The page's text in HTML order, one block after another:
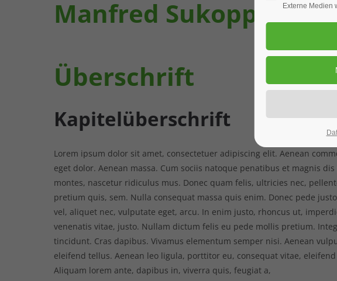
Manfred Sukopp
Überschrift
Kapitelüberschrift
Lorem ipsum dolor sit amet, consectetuer adipiscing elit. Aenean
eget dolor. Aenean massa. Cum sociis natoque penatibus et magnis
montes, nascetur ridiculus mus. Donec quam felis, ultricies nec,
pretium quis, sem. Nulla consequat massa quis enim. Donec pede
vel, aliquet nec, vulputate eget, arcu. In enim justo, rhoncus ut,
venenatis vitae, justo. Nullam dictum felis eu pede mollis pretium.
tincidunt. Cras dapibus. Vivamus elementum semper nisi. Aenean
eleifend tellus. Aenean leo ligula, porttitor eu, consequat vitae,
Aliquam lorem ante, dapibus in, viverra quis, feugiat a,
Externe Medien